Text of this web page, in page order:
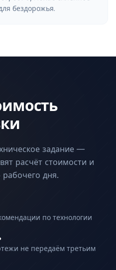
бездорожья.
задание —
расчёт стоимости и
рабочего дня.
по технологии
не передаём третьим